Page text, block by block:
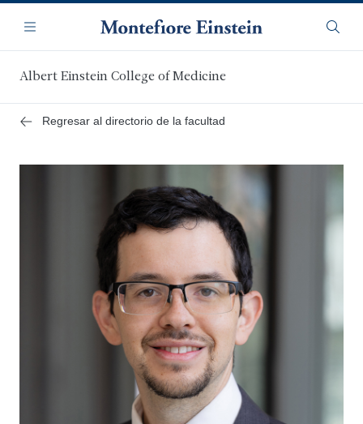
contenido
principal
Navegación
Menú
Albert Einstein College of Medicine
Regresar al directorio de la facultad